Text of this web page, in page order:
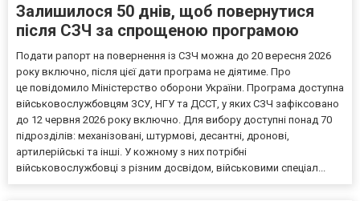
Залишилося 50 днів, щоб повернутися
після СЗЧ за спрощеною програмою
Подати рапорт на повернення із СЗЧ можна до 20 вересня 2026
року включно, після цієї дати програма не діятиме. Про
це повідомило Міністерство оборони України. Програма доступна
військовослужбовцям ЗСУ, НГУ та ДССТ, у яких СЗЧ зафіксовано
до 12 червня 2026 року включно. Для вибору доступні понад 70
підрозділів: механізовані, штурмові, десантні, дронові,
артилерійські та інші. У кожному з них потрібні
військовослужбовці з різним досвідом, військовими спеціал...